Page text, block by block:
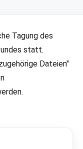
Tagung des
statt.
Dateien"